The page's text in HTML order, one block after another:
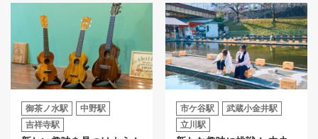
御茶ノ水駅
中野駅
吉祥寺駅
市ケ谷駅
武蔵小金井駅
立川駅